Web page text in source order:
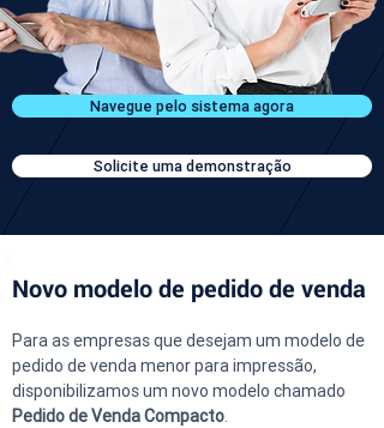
Navegue pelo sistema agora
Solicite uma demonstração
Novo modelo de pedido de venda
Para as empresas que desejam um modelo de
pedido de venda menor para impressão,
disponibilizamos um novo modelo chamado
Pedido de Venda Compacto.